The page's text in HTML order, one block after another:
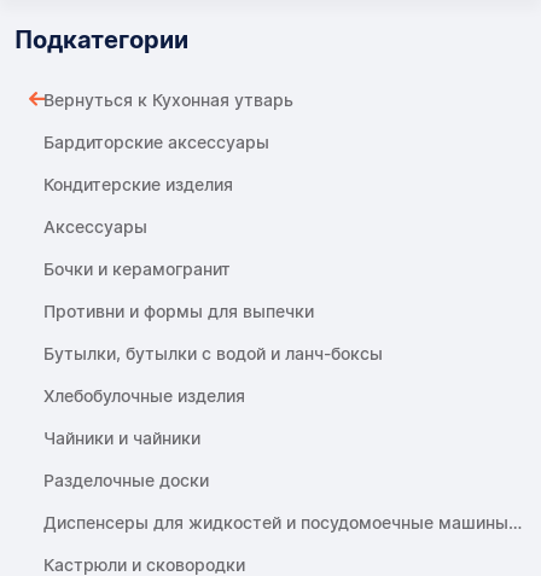
Подкатегории
Вернуться к Кухонная утварь
Бардиторские аксессуары
Кондитерские изделия
Аксессуары
Бочки и керамогранит
Противни и формы для выпечки
Бутылки, бутылки с водой и ланч-боксы
Хлебобулочные изделия
Чайники и чайники
Разделочные доски
Диспенсеры для жидкостей и посудомоечные машины
Кастрюли и сковородки